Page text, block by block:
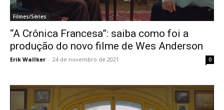
Filmes/Séries
“A Crônica Francesa”: saiba como foi a
produção do novo filme de Wes Anderson
Erik Wallker - 24 de novembro de 2021 0